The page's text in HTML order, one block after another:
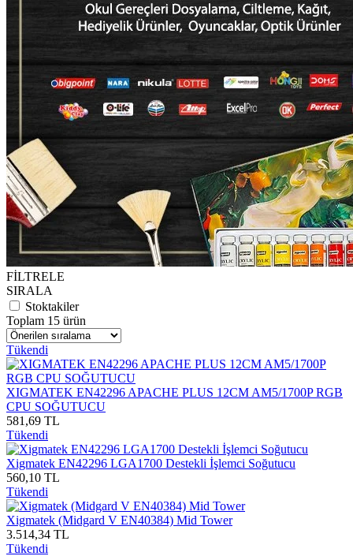
FİLTRELE
SIRALA
Stoktakiler
Toplam 15 ürün
Tükendi
XIGMATEK EN42296 APACHE PLUS 12CM AM5/1700P RGB
CPU SOĞUTUCU
581,69 TL
Tükendi
Xigmatek EN42296 LGA1700 Destekli İşlemci Soğutucu
560,10 TL
Tükendi
Xigmatek (Midgard V EN40384) Mid Tower
3.514,34 TL
Tükendi